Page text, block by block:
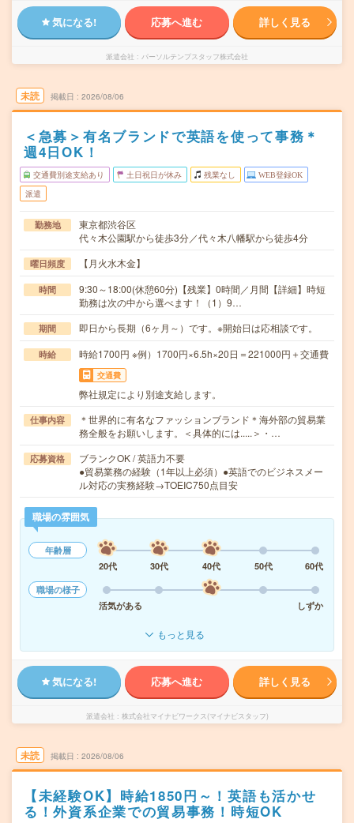
気になる! 応募へ進む 詳しく見る
派遣会社 パーソルテンプスタッフ株式会社
未読 掲載日 2026/08/06
＜急募＞有名ブランドで英語を使って事務＊
週4日OK！
交通費別途支給あり 土日祝日が休み 残業なし WEB登録OK
派遣
勤務地
東京都渋谷区
代々木公園駅から徒歩3分／代々木八幡駅から徒歩4分
曜日頻度 【月火水木金】
時間
9:30～18:00(休憩60分)【残業】0時間／月間【詳細】時短
勤務は次の中から選べます！（1）9…
期間 即日から長期（6ヶ月～）です。※開始日は応相談です。
時給 時給1700円 ※例）1700円×6.5h×20日＝221000円＋交通費
交通費
弊社規定により別途支給します。
仕事内容
＊世界的に有名なファッションブランド＊海外部の貿易業
務全般をお願いします。＜具体的には.....＞・…
応募資格
ブランクOK / 英語力不要
●貿易業務の経験（1年以上必須）●英語でのビジネスメー
ル対応の実務経験→TOEIC750点目安
職場の雰囲気
年齢層
20代
30代 40代 50代
60代
職場の様子
活気がある
しずか
もっと見る
気になる! 応募へ進む 詳しく見る
派遣会社 株式会社マイナビワークス(マイナビスタッフ)
未読 掲載日 2026/08/06
【未経験OK】時給1850円～！英語も活かせ
る！外資系企業での貿易事務！時短OK